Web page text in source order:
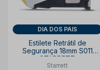
DIA DOS PAIS
Estilete Retrátil de
Segurança 18mm S011
STARRETT
Starrett